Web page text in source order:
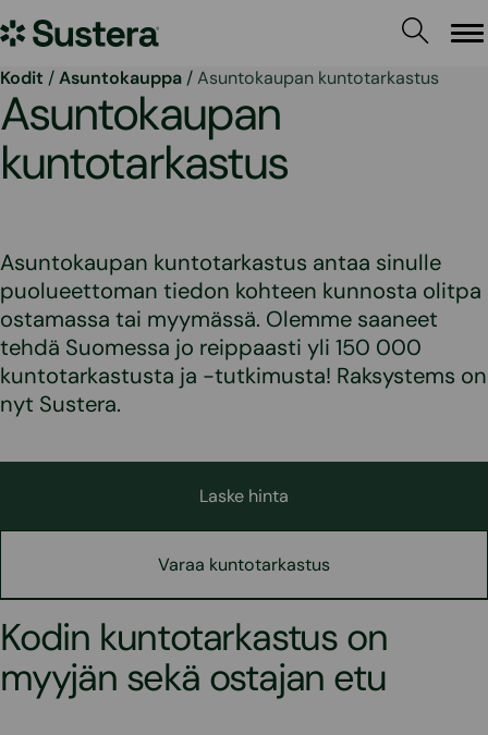
sisältöön
Sustera
Kodit /Asuntokauppa /Asuntokaupan kuntotarkastus
Asuntokaupan
kuntotarkastus
Asuntokaupan kuntotarkastus antaa sinulle
puolueettoman tiedon kohteen kunnosta olitpa
ostamassa tai myymässä. Olemme saaneet
tehdä Suomessa jo reippaasti yli 150 000
kuntotarkastusta ja -tutkimusta! Raksystems on
nyt Sustera.
Laske hinta
Varaa kuntotarkastus
Kodin kuntotarkastus on
myyjän sekä ostajan etu